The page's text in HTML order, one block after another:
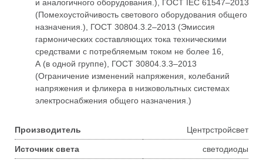
и аналогичного оборудования.), ГОСТ IEC 61547–2013
(Помехоустойчивость светового оборудования общего
назначения.), ГОСТ 30804.3.2–2013 (Эмиссия
гармонических составляющих тока техническими
средствами с потребляемым током не более 16,
А (в одной группе), ГОСТ 30804.3.3–2013
(Ограничение изменений напряжения, колебаний
напряжения и фликера в низковольтных системах
электроснабжения общего назначения.)
Производитель Центрстройсвет
Источник света светодиоды